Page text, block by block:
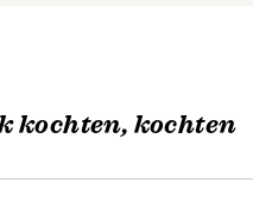
kochten, kochten